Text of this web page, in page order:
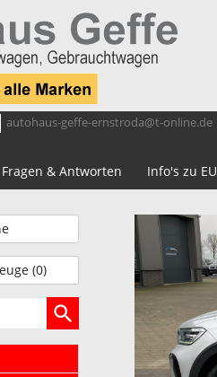
autohaus-geffe-ernstroda@t-online.de
Fragen & Antworten Info's zu
(0)